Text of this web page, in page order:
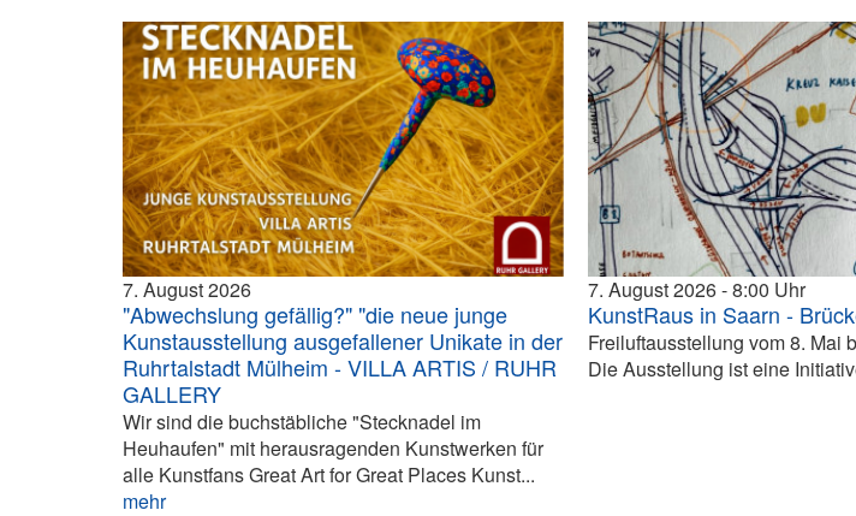
7. August 2026
"Abwechslung gefällig?" "die neue junge
Kunstausstellung ausgefallener Unikate in der
Ruhrtalstadt Mülheim - VILLA ARTIS / RUHR
GALLERY
Wir sind die buchstäbliche "Stecknadel im
Heuhaufen" mit herausragenden Kunstwerken für
alle Kunstfans Great Art for Great Places Kunst...
mehr
7. August 2026 8:00
KunstRaus in Saarn -
Freiluftausstellung vom 8. Mai
Die Ausstellung ist eine